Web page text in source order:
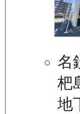
名
杷
地